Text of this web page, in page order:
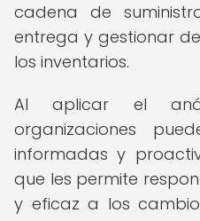
cadena de
entrega y gestionar
los inventarios.
Al aplicar el
organizaciones
informadas y
que les permite
y eficaz a los